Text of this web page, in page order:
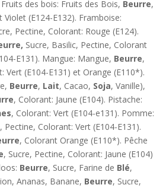
des bois: Fruits des Bois, Beurre,
(E124-E132). Framboise:
Pectine, Colorant: Rouge (E124).
Sucre, Basilic, Pectine, Colorant
E131). Mangue: Mangue, Beurre,
Vert (E104-E131) et Orange (E110*).
Beurre, Lait, Cacao, Soja, Vanille),
, Colorant: Jaune (E104). Pistache:
, Colorant: Vert (E104-e131). Pomme:
Pectine, Colorant: Vert (E104-E131).
, Colorant Orange (E110*). Pêche
, Sucre, Pectine, Colorant: Jaune (E104)
Beurre, Sucre, Farine de Blé,
Ananas, Banane, Beurre, Sucre,